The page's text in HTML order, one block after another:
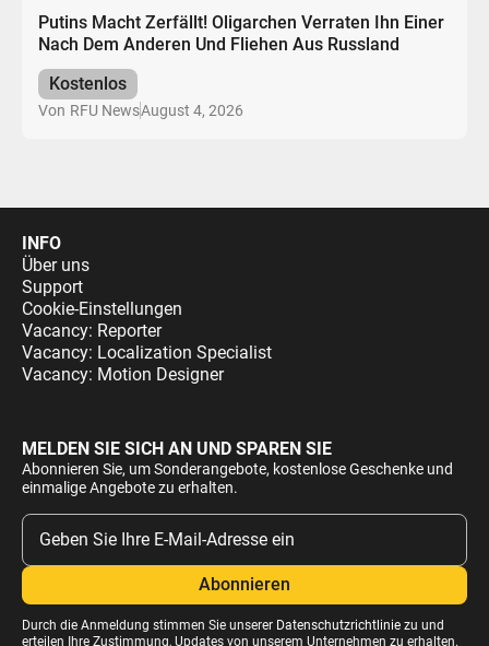
Putins Macht Zerfällt! Oligarchen Verraten Ihn Einer
Nach Dem Anderen Und Fliehen Aus Russland
Kostenlos
Von RFU NewsAugust 4, 2026
INFO
Über uns
Support
Cookie-Einstellungen
Vacancy: Reporter
Vacancy: Localization Specialist
Vacancy: Motion Designer
MELDEN SIE SICH AN UND SPAREN SIE
Abonnieren Sie, um Sonderangebote, kostenlose Geschenke und
einmalige Angebote zu erhalten.
Durch die Anmeldung stimmen Sie unserer Datenschutzrichtliniezu und
erteilen Ihre Zustimmung, Updates von unserem Unternehmen zu erhalten.